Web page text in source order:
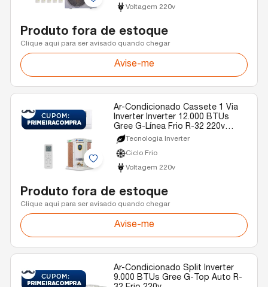
Voltagem 220v
Produto fora de estoque
Clique aqui para ser avisado quando chegar
Avise-me
Ar-Condicionado Cassete 1 Via
Inverter Inverter 12.000 BTUs
Gree G-Línea Frio R-32 220v
Monofásico
Tecnologia Inverter
Ciclo Frio
Voltagem 220v
Produto fora de estoque
Clique aqui para ser avisado quando chegar
Avise-me
Ar-Condicionado Split Inverter
9.000 BTUs Gree G-Top Auto R-